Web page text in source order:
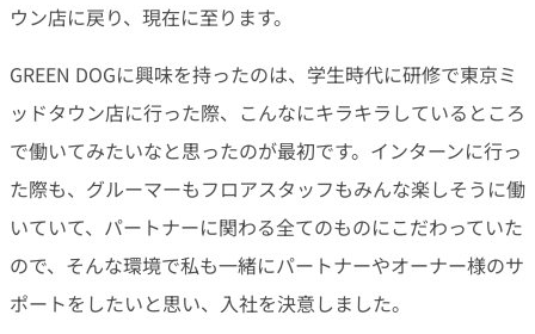
ウン店に戻り、現在に至ります。
GREEN DOGに興味を持ったのは、学生時代に研修で東京ミ
ッドタウン店に行った際、こんなにキラキラしているところ
で働いてみたいなと思ったのが最初です。インターンに行っ
た際も、グルーマーもフロアスタッフもみんな楽しそうに働
いていて、パートナーに関わる全てのものにこだわっていた
ので、そんな環境で私も一緒にパートナーやオーナー様のサ
ポートをしたいと思い、入社を決意しました。